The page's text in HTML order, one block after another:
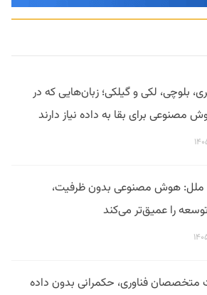
بلوچی، لکی و گیلکی؛ زبان‌هایی که در
مصنوعی برای بقا به داده نیاز دارند
ملل: هوش مصنوعی بدون ظرفیت،
را عمیق‌تر می‌کند
متخصصان فناوری، حکمرانی بدون داده